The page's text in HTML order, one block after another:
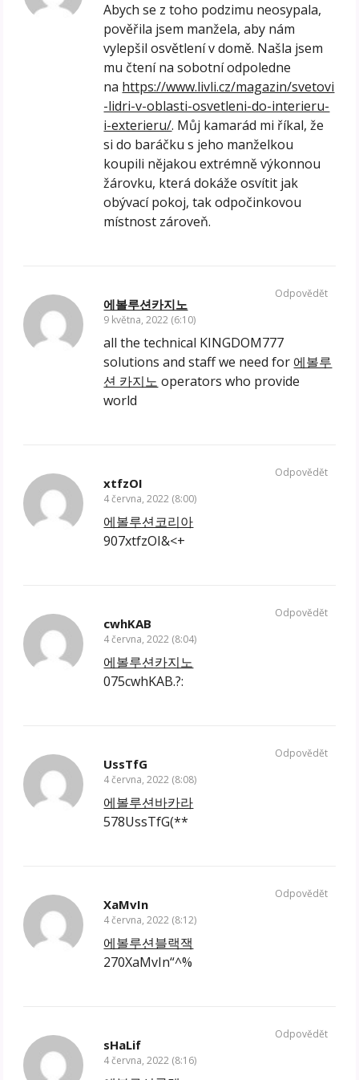
Abych se z toho podzimu neosypala,
pověřila jsem manžela, aby nám
vylepšil osvětlení v domě. Našla jsem
mu čtení na sobotní odpoledne
na https://www.livli.cz/magazin/svetovi
-lidri-v-oblasti-osvetleni-do-interieru-
i-exterieru/. Můj kamarád mi říkal, že
si do baráčku s jeho manželkou
koupili nějakou extrémně výkonnou
žárovku, která dokáže osvítit jak
obývací pokoj, tak odpočinkovou
místnost zároveň.
에볼루션카지노
9 května, 2022 (6:10)
all the technical KINGDOM777
solutions and staff we need for 에볼루
션 카지노 operators who provide
world
Odpovědět
xtfzOI
4 června, 2022 (8:00)
에볼루션코리아
907xtfzOI&<+
Odpovědět
cwhKAB
4 června, 2022 (8:04)
에볼루션카지노
075cwhKAB.?:
Odpovědět
UssTfG
4 června, 2022 (8:08)
에볼루션바카라
578UssTfG(**
Odpovědět
XaMvIn
4 června, 2022 (8:12)
에볼루션블랙잭
270XaMvIn“^%
Odpovědět
sHaLif
4 června, 2022 (8:16)
Odpovědět